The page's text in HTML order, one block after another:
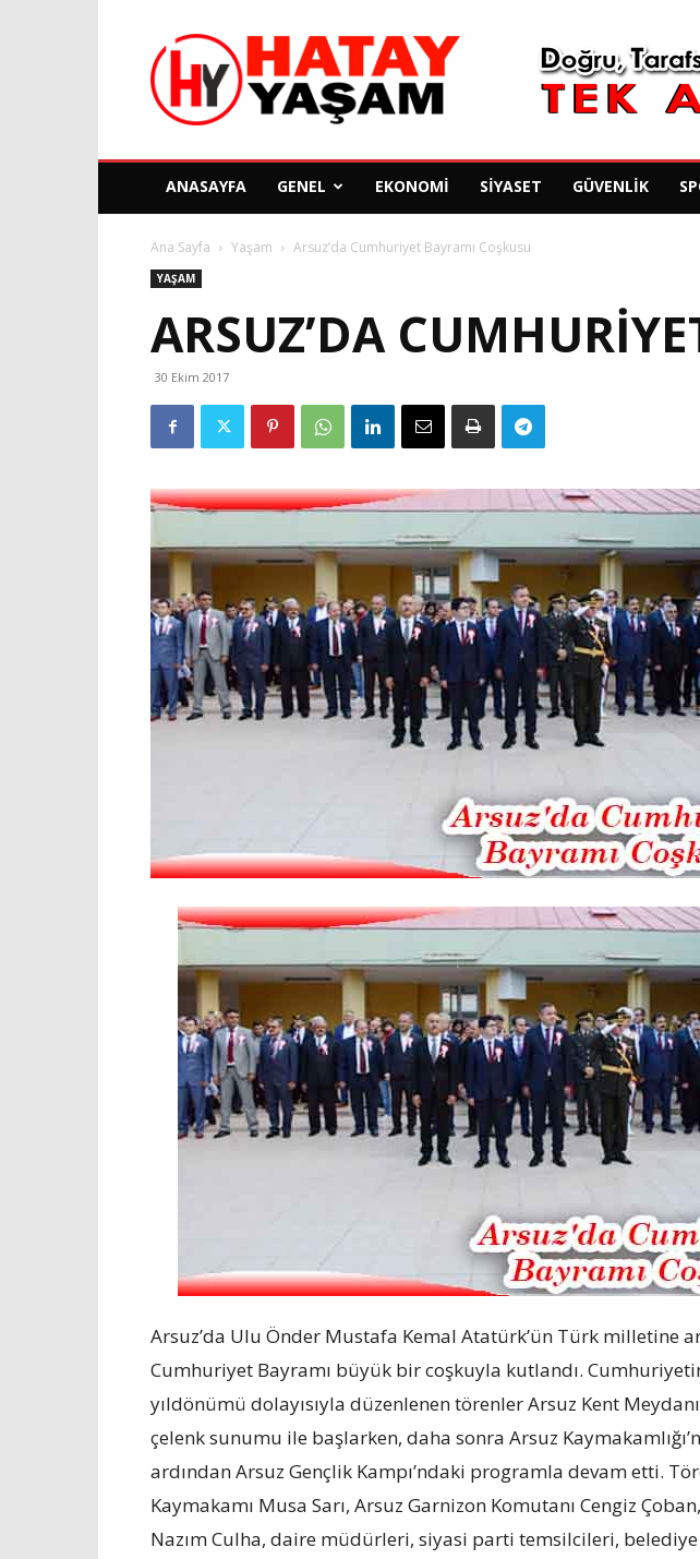
Hatay
Yaşam
Gazetesi
ANASAYFA GENEL EKONOMI SIYASET GÜVENLIK
Ana Sayfa Yaşam Arsuz’da Cumhuriyet Bayramı Coşkusu
YAŞAM
ARSUZ’DA
30 Ekim 2017
Arsuz’da Ulu Önder Mustafa Kemal Atatürk’ün Türk milletine
Cumhuriyet Bayramı büyük bir coşkuyla kutlandı.
yıldönümü dolayısıyla düzenlenen törenler Arsuz Kent
çelenk sunumu ile başlarken, daha sonra Arsuz
ardından Arsuz Gençlik Kampı’ndaki programla devam etti.
Kaymakamı Musa Sarı, Arsuz Garnizon Komutanı Cengiz
Nazım Culha, daire müdürleri, siyasi parti temsilcileri,